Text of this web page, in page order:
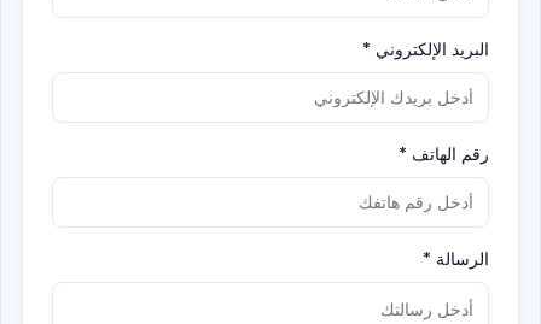
البريد الإلكتروني *
رقم الهاتف *
الرسالة *